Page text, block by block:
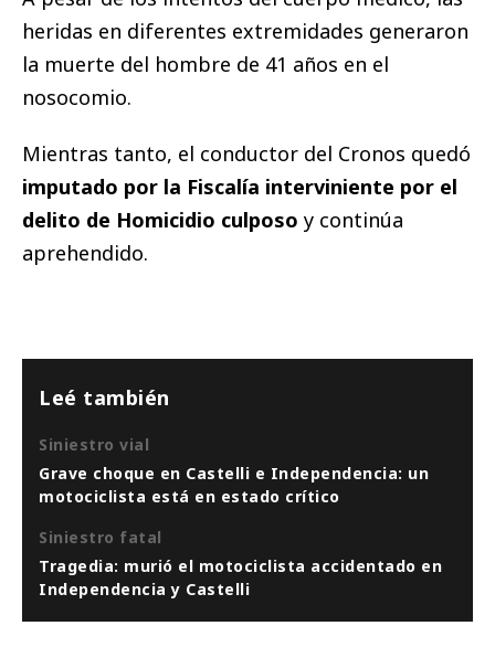
heridas en diferentes extremidades generaron
la muerte del hombre de 41 años en el
nosocomio.
Mientras tanto, el conductor del Cronos quedó
imputado por la Fiscalía interviniente por el
delito de Homicidio culposo y continúa
aprehendido.
Leé también
Siniestro vial
Grave choque en Castelli e Independencia: un
motociclista está en estado crítico
Siniestro fatal
Tragedia: murió el motociclista accidentado en
Independencia y Castelli